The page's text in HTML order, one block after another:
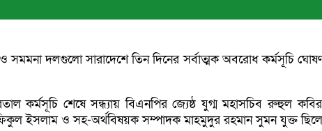
সমমনা দলগুলো সারাদেশে তিন দিনের সর্বাত্মক অবরোধ কর্মসূচি
কর্মসূচি শেষে সন্ধ্যায় বিএনপির জ্যেষ্ঠ যুগ্ম মহাসচিব রুহুল
ইসলাম ও সহ-অর্থবিষয়ক সম্পাদক মাহমুদুর রহমান সুমন যুক্ত